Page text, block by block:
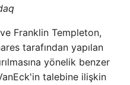
Franklin Templeton,
tarafından yapılan
yönelik benzer
talebine ilişkin